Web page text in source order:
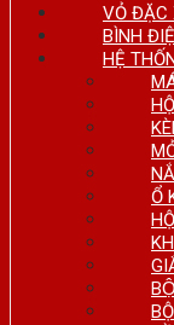
VỎ ĐẶC
BÌNH
HỆ
Ổ